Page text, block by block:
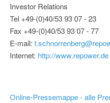
Investor Relations
Tel +49-(0)40/53 93 07 - 23
Fax +49-(0)40/53 93 07 - 77
E-mail:
Internet: http://www.repower.de
Online-Pressemappe - alle